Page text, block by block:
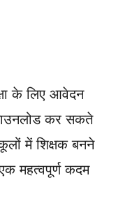
के लिए आवेदन
कर सकते
में शिक्षक बनने
महत्वपूर्ण कदम